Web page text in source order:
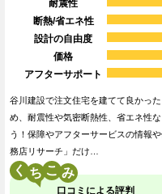
耐震性
断熱/省エネ性
設計の自由度
価格
アフターサポート
谷川建設で注文住宅を建てて良かっ
め、耐震性や気密断熱性、省エネ性
う！保障やアフターサービスの情報
務店リサーチ」だけ…
く こ
口コミによる評判